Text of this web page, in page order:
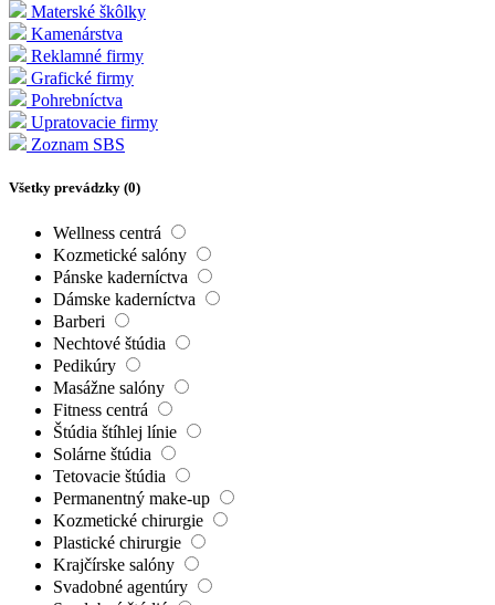
Materské škôlky
Kamenárstva
Reklamné firmy
Grafické firmy
Pohrebníctva
Upratovacie firmy
Zoznam SBS
Všetky prevádzky (0)
Wellness centrá
Kozmetické salóny
Pánske kaderníctva
Dámske kaderníctva
Barberi
Nechtové štúdia
Pedikúry
Masážne salóny
Fitness centrá
Štúdia štíhlej línie
Solárne štúdia
Tetovacie štúdia
Permanentný make-up
Kozmetické chirurgie
Plastické chirurgie
Krajčírske salóny
Svadobné agentúry